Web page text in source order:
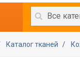
Все
Каталог тканей